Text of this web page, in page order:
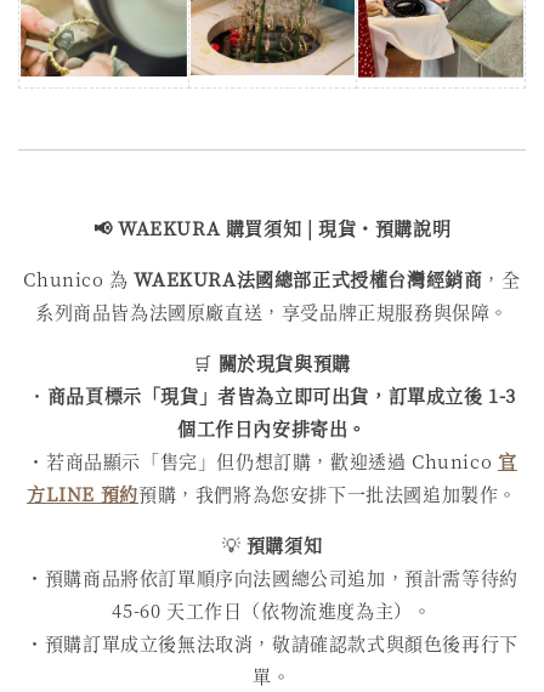
📢 WAEKURA 購買須知 | 現貨・預購說明
Chunico 為WAEKURA法國總部正式授權台灣經銷商 ，全
系列商品皆為法國原廠直送，享受品牌正規服務與保障。
🛒 關於現貨與預購
・ 商品頁標示「現貨」者皆為立即可出貨，訂單成立後 1-3
個工作日內安排寄出。
・若商品顯示「售完」但仍想訂購，歡迎透過 Chunico 官
方LINE 預約預購，我們將為您安排下一批法國追加製作。
💡 預購須知
・預購商品將依訂單順序向法國總公司追加，預計需等待約
45-60 天工作日（依物流進度為主）。
・預購訂單成立後無法取消，敬請確認款式與顏色後再行下
單。